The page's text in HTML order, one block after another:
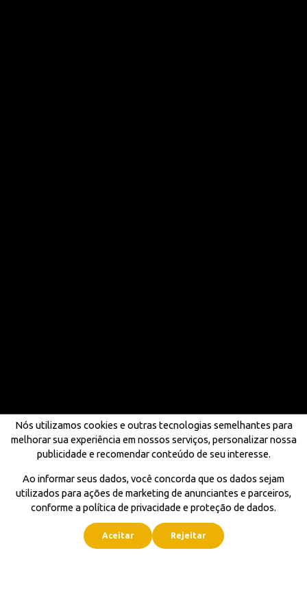
Nós utilizamos cookies e outras tecnologias semelhantes para
melhorar sua experiência em nossos serviços, personalizar nossa
publicidade e recomendar conteúdo de seu interesse.
Ao informar seus dados, você concorda que os dados sejam
utilizados para ações de marketing de anunciantes e parceiros,
conforme a política de privacidade e proteção de dados.
Aceitar Rejeitar